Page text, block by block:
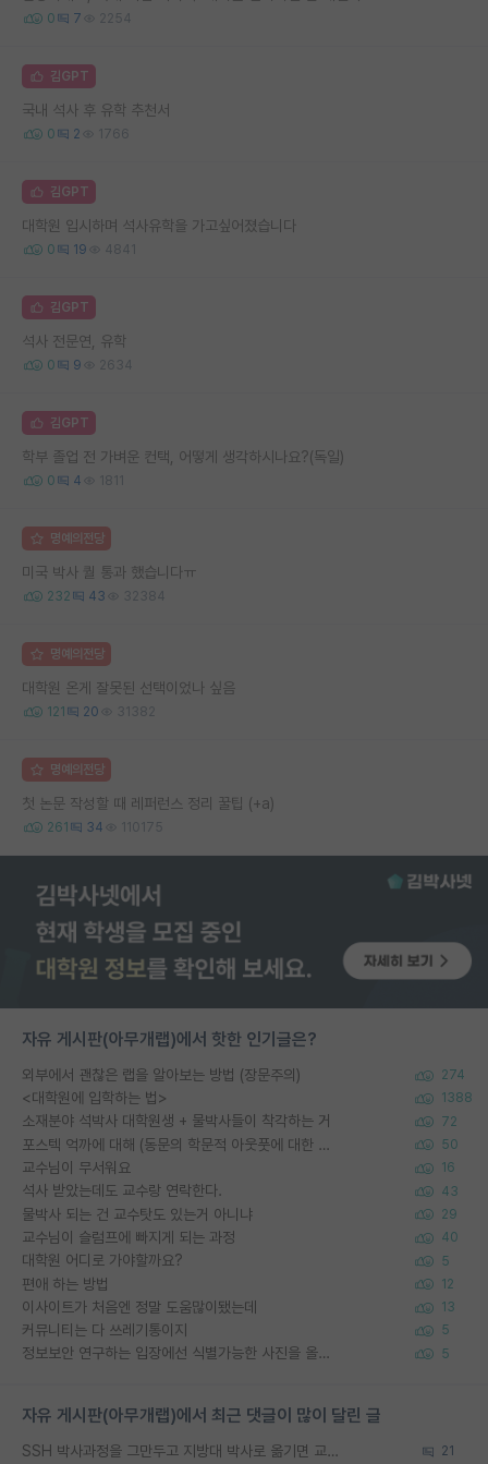
0 7 2254
김GPT
국내 석사 후 유학 추천서
0 2 1766
김GPT
대학원 입시하며 석사유학을 가고싶어졌습니다
0 19 4841
김GPT
석사 전문연, 유학
0 9 2634
김GPT
학부 졸업 전 가벼운 컨택, 어떻게 생각하시나요?(독일)
0 4 1811
명예의전당
미국 박사 퀄 통과 했습니다ㅠ
232 43 32384
명예의전당
대학원 온게 잘못된 선택이었나 싶음
121 20 31382
명예의전당
첫 논문 작성할 때 레퍼런스 정리 꿀팁 (+a)
261 34 110175
자유 게시판(아무개랩)에서 핫한 인기글은?
외부에서 괜찮은 랩을 알아보는 방법 (장문주의) 274
<대학원에 입학하는 법> 1388
소재분야 석박사 대학원생 + 물박사들이 착각하는 거 72
포스텍 억까에 대해 (동문의 학문적 아웃풋에 대한 반박) 50
교수님이 무서워요 16
석사 받았는데도 교수랑 연락한다. 43
물박사 되는 건 교수탓도 있는거 아니냐 29
교수님이 슬럼프에 빠지게 되는 과정 40
대학원 어디로 가야할까요? 5
편애 하는 방법 12
이사이트가 처음엔 정말 도움많이됐는데 13
커뮤니티는 다 쓰레기통이지 5
정보보안 연구하는 입장에선 식별가능한 사진을 올리는건 비추이긴함 5
자유 게시판(아무개랩)에서 최근 댓글이 많이 달린 글
SSH 박사과정을 그만두고 지방대 박사로 옮기면 교수의 꿈은 끝일까요? 21